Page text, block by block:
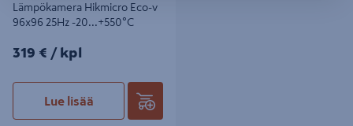
Lämpökamera Hikmicro Eco-v
96x96 25Hz -20...+550°C
319€/kpl
319 € / kpl
Lue lisää